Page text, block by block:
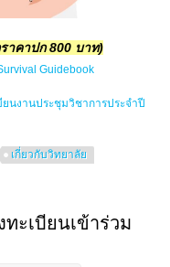
าคาปก 800 บาท)
Guidebook
ยนงานประชุมวิชาการประจำปี
เกี่ยวกับวิทยาลัย
ะเบียนเข้าร่วม